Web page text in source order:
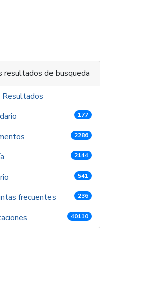
resultados de busqueda
177
2286
2144
541
frecuentes 236
40110